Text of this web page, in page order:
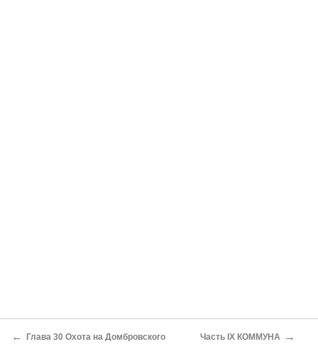
← Глава 30 Охота на Домбровского Часть IX КОММУНА →